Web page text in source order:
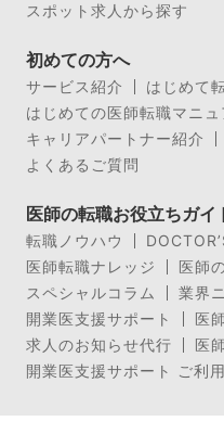
スポット求人から探す
初めての方へ
サービス紹介
はじめて
はじめての医師転職マニュ
キャリアパートナー紹介
よくあるご質問
医師の転職お役立ちガイ
転職ノウハウ
医師転職ナレッジ
医師
スペシャルコラム
業界
開業医支援サポート
医
求人のお知らせ代行
医
開業医支援サポート ご利